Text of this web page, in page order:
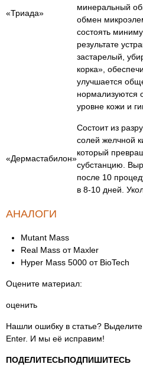
«Триада»
минеральный
обмен
состоять
результате
застарелый,
корка»,
улучшается
нормализуются
уровне кожи и
«Дермастабилон»
Состоит из
солей желчной
который
субстанцию.
после 10
в 8-10 дней.
АНАЛОГИ
Mutant Mass
Real Mass от Maxler
Hyper Mass 5000 от BioTech
Оцените материал:
оценить
Нашли ошибку в статье?
Enter. И мы её исправим!
ПОДЕЛИТЕСЬПОДПИШИТЕСЬ